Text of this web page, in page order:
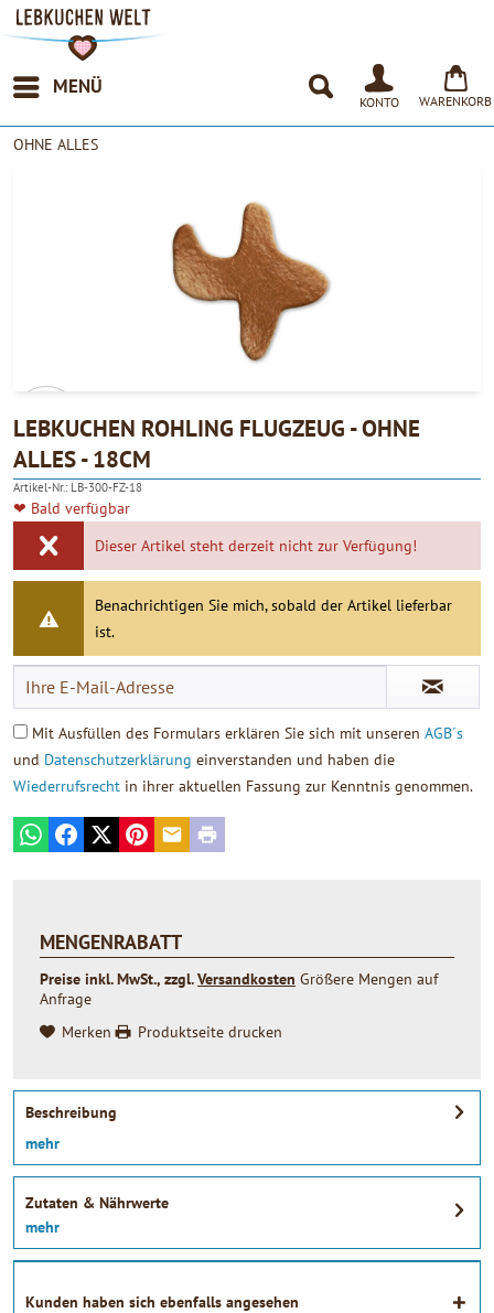
MENÜ
KONTO WARENKORB
OHNE ALLES
4.90
LEBKUCHEN ROHLING FLUGZEUG - OHNE
ALLES - 18CM
Artikel-Nr.: LB-300-FZ-18
❤ Bald verfügbar
Dieser Artikel steht derzeit nicht zur Verfügung!
Benachrichtigen Sie mich, sobald der Artikel lieferbar
ist.
Mit Ausfüllen des Formulars erklären Sie sich mit unseren AGB´s
und Datenschutzerklärung einverstanden und haben die
Wiederrufsrecht in ihrer aktuellen Fassung zur Kenntnis genommen.
WhatsAppFacebook
X PinterestE-mailPrint
MENGENRABATT
Preise inkl. MwSt., zzgl.Versandkosten Größere Mengen auf
Anfrage
Merken
Produktseite drucken
Beschreibung
mehr
Zutaten & Nährwerte
mehr
Kunden haben sich ebenfalls angesehen